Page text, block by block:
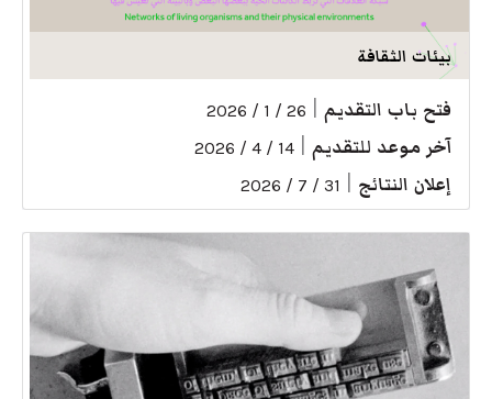
بيئات الثقافة
فتح باب التقديم 26 / 1 / 2026
آخر موعد للتقديم 14 / 4 / 2026
إعلان النتائج 31 / 7 / 2026